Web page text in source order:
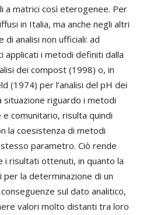
a matrici così eterogenee. Per
in Italia, ma anche negli altri
analisi non ufficiali: ad
applicati i metodi definiti dalla
dei compost (1998) o, in
(1974) per l’analisi del pH dei
situazione riguardo i metodi
comunitario, risulta quindi
la coesistenza di metodi
parametro. Ciò rende
risultati ottenuti, in quanto la
la determinazione di un
sul dato analitico,
valori molto distanti tra loro